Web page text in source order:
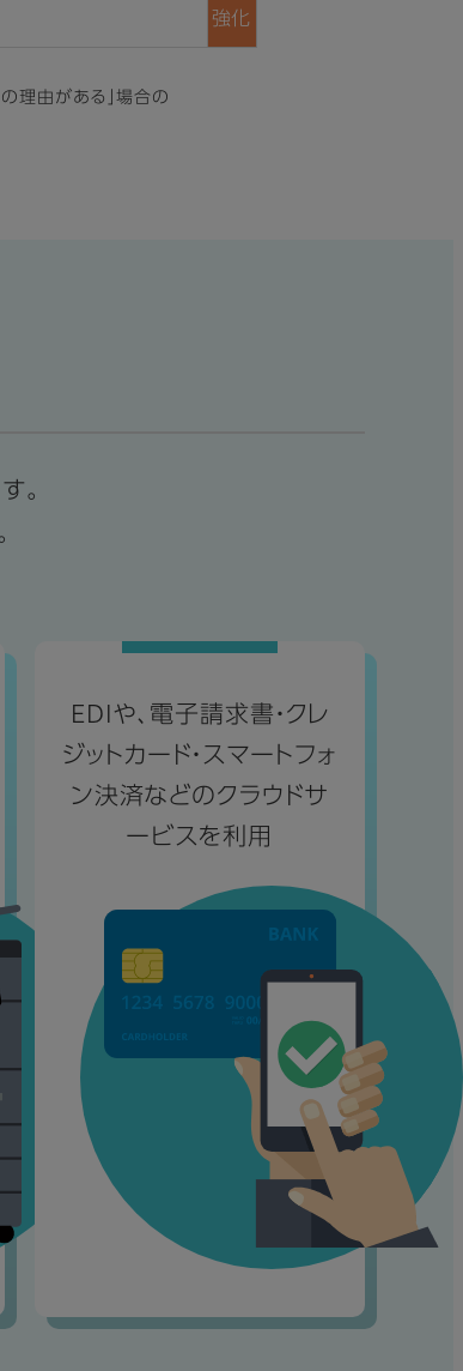
強化
理由がある」場合の
。
EDIや、電子請求書・クレ
ジットカード・スマートフォ
ン決済などのクラウドサ
ービスを利用